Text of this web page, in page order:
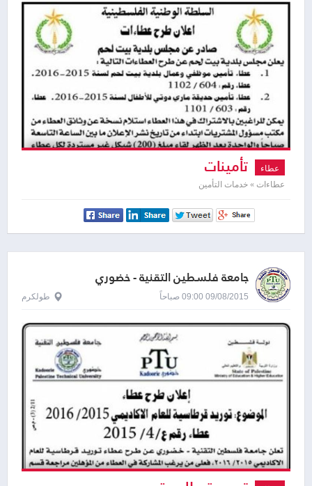
عطاء تأمينات
عطاءات » خدمات التأمين
جامعة فلسطين التقنية - خضوري
09/08/2015 09:00 صباحاً طولكرم